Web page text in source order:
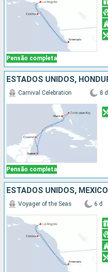
Pensão completa
Pensão completa
Carnival Celebration 8 d
ESTADOS UNIDOS, MÉXICO
Voyager of the Seas 6 d